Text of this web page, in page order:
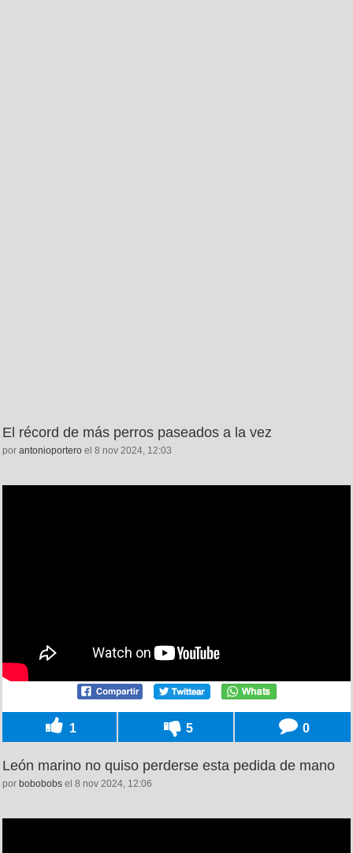
El récord de más perros paseados a la vez
por antonioportero el 8 nov 2024, 12:03
1 5 0
León marino no quiso perderse esta pedida de mano
por bobobobs el 8 nov 2024, 12:06